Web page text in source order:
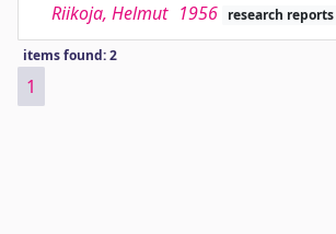
Riikoja, Helmut 1956 research reports
items found: 2
1